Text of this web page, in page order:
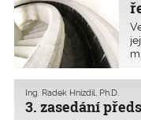
3. zasedání
Ing. Radek Hnízdil, Ph.D.